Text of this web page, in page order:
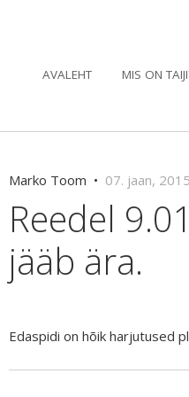
AVALEHT MIS ON
Marko Toom • 07. jaan, 2015
Reedel
jääb ära.
Edaspidi on hõik harjutused